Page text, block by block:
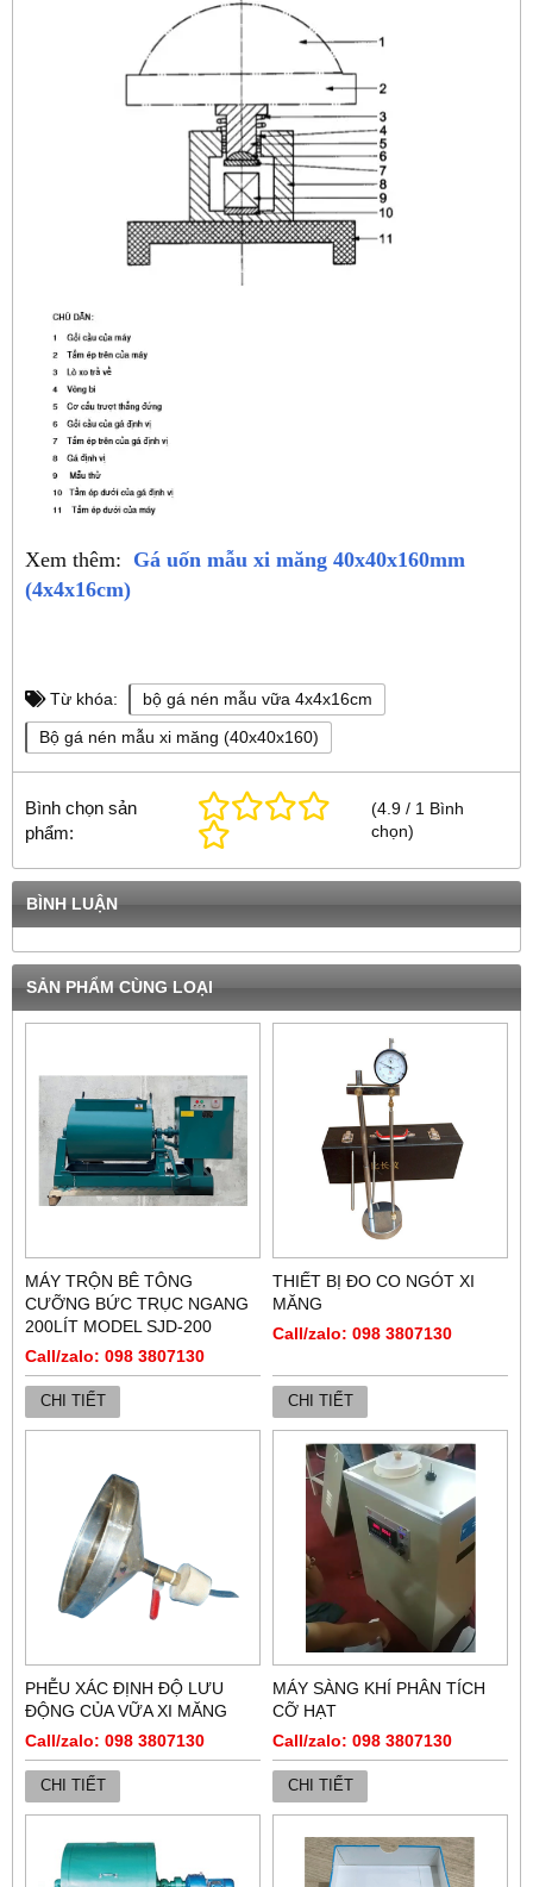
Xem thêm: Gá uốn mẫu xi măng 40x40x160mm
(4x4x16cm)
Từ khóa:
bộ gá nén mẫu vữa 4x4x16cm
Bộ gá nén mẫu xi măng (40x40x160)
Bình chọn sản
phẩm:
(4.9 / 1 Bình
chọn)
BÌNH LUẬN
SẢN PHẨM CÙNG LOẠI
MÁY TRỘN BÊ TÔNG
CƯỠNG BỨC TRỤC NGANG
200LÍT MODEL SJD-200
Call/zalo: 098 3807130
CHI TIẾT
THIẾT BỊ ĐO CO NGÓT XI
MĂNG
Call/zalo: 098 3807130
CHI TIẾT
PHỄU XÁC ĐỊNH ĐỘ LƯU
ĐỘNG CỦA VỮA XI MĂNG
Call/zalo: 098 3807130
CHI TIẾT
MÁY SÀNG KHÍ PHÂN TÍCH
CỠ HẠT
Call/zalo: 098 3807130
CHI TIẾT